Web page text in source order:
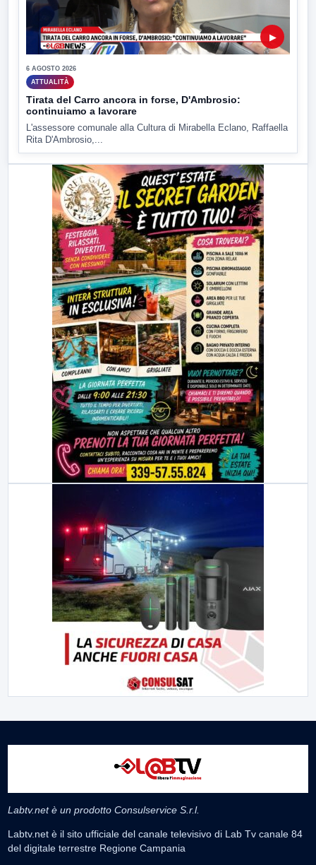
▶
6 AGOSTO 2026
ATTUALITÀ
Tirata del Carro ancora in forse, D'Ambrosio:
continuiamo a lavorare
L'assessore comunale alla Cultura di Mirabella Eclano, Raffaella
Rita D'Ambrosio,...
Labtv.net è un prodotto Consulservice S.r.l.
Labtv.net è il sito ufficiale del canale televisivo di Lab Tv canale 84
del digitale terrestre Regione Campania